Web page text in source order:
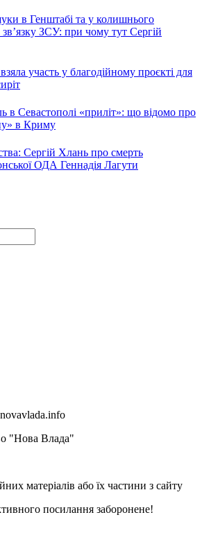
в Генштабі та у колишнього
зв’язку ЗСУ: при чому тут Сергій
участь у благодійному проєкті для
в Севастополі «приліт»: що відомо про
в Криму
Сергій Хлань про смерть
ОДА Геннадія Лагути
"Нова Влада"
матеріалів або їх частини з сайту
посилання заборонене!